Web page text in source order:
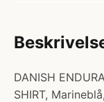
DANISH
SHIRT,